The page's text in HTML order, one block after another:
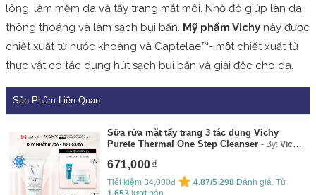
lông, làm mềm da và tẩy trang mắt môi. Nhờ đó giúp làn da
thông thoáng và làm sạch bụi bẩn. Mỹ phẩm Vichy này được
chiết xuất từ nước khoáng và Captelae™- một chiết xuất từ
thực vật có tác dụng hút sạch bụi bẩn và giải độc cho da.
Sản Phẩm Liên Quan
Sữa rửa mặt tẩy trang 3 tác dụng Vichy
Purete Thermal One Step Cleanser
By:Vichy
671,000
Tiết kiệm 34,000đ 4.87/5 298 Đánh giá. Từ